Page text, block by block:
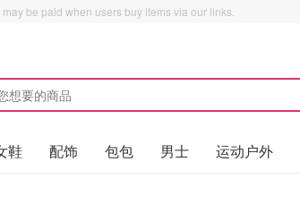
be paid when users buy items via our links.
鞋 配饰 包包 男士 运动户外